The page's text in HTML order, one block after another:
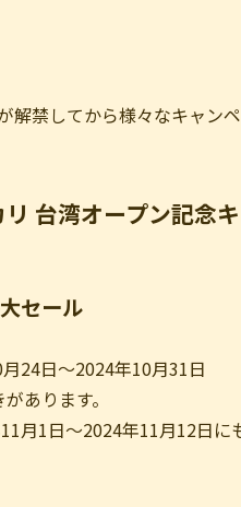
解禁してから様々なキャンペ
台湾オープン記念
セール
24日〜2024年10月31日
あります。
月1日〜2024年11月12日に